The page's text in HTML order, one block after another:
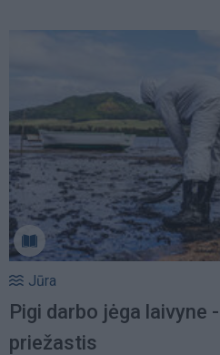
Jūra
Pigi darbo jėga laivyne
priežastis